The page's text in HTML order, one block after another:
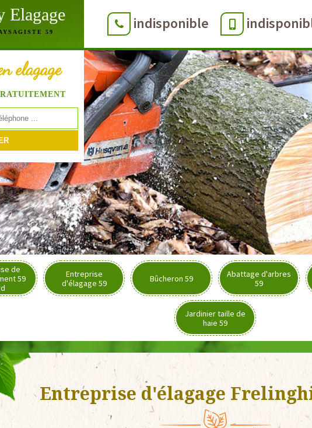
Elagage
59 indisponible
elagage
de
59
Entreprise
d'élagage 59
Bûcheron 59
Abattage d'arbres
59
Jardinier taille de
haie 59
Entreprise d'élagage